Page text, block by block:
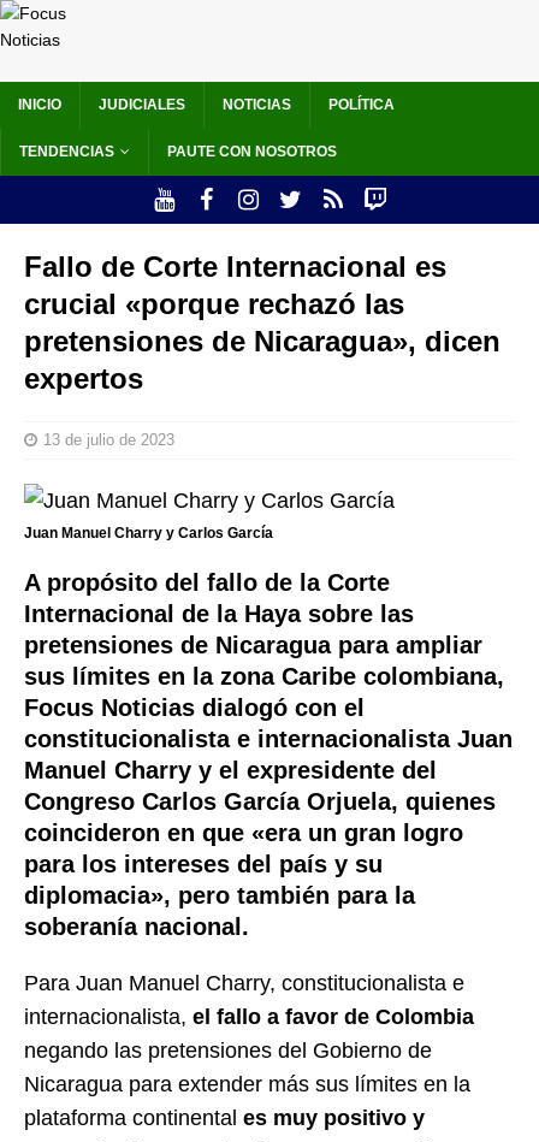
INICIO JUDICIALES NOTICIAS POLÍTICA
TENDENCIAS PAUTE CON NOSOTROS
Fallo de Corte Internacional es
crucial «porque rechazó las
pretensiones de Nicaragua», dicen
expertos
13 de julio de 2023
Juan Manuel Charry y Carlos García
A propósito del fallo de la Corte
Internacional de la Haya sobre las
pretensiones de Nicaragua para ampliar
sus límites en la zona Caribe colombiana,
Focus Noticias dialogó con el
constitucionalista e internacionalista Juan
Manuel Charry y el expresidente del
Congreso Carlos García Orjuela, quienes
coincideron en que «era un gran logro
para los intereses del país y su
diplomacia», pero también para la
soberanía nacional.
Para Juan Manuel Charry, constitucionalista e
internacionalista, el fallo a favor de Colombia
negando las pretensiones del Gobierno de
Nicaragua para extender más sus límites en la
plataforma continental es muy positivo y